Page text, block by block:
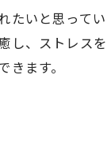
たいと思って
し、ストレス
ます。